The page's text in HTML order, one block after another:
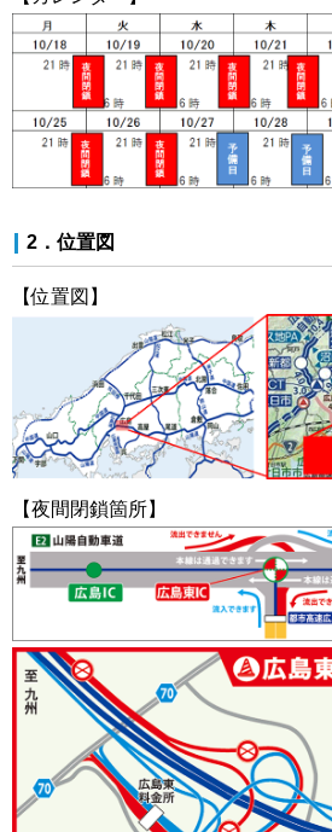
2．位置図
【位置図】
【夜間閉鎖箇所】